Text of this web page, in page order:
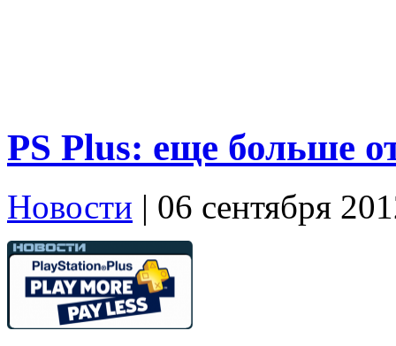
PS Plus: еще больше
Новости | 06 сентября